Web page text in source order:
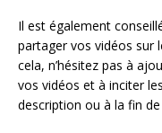
Il est également
partager vos vidéos sur
cela, n’hésitez pas à
vos vidéos et à inciter
description ou à la fin